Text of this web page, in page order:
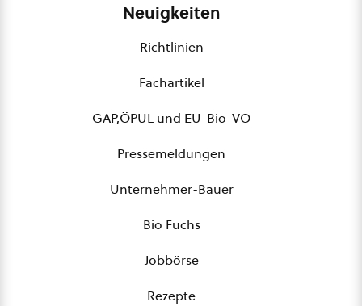
Neuigkeiten
Richtlinien
Fachartikel
GAP,ÖPUL und EU-Bio-VO
Pressemeldungen
Unternehmer-Bauer
Bio Fuchs
Jobbörse
Rezepte